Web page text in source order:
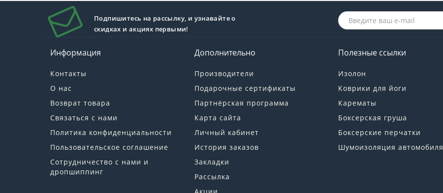
Подпишитесь на рассылку, и узнавайте о
скидках и акциях первыми!
Информация
Контакты
О нас
Возврат товара
Связаться с нами
Политика конфиденциальности
Пользовательское соглашение
Сотрудничество с нами и
дропшиппинг
Дополнительно
Производители
Подарочные сертификаты
Партнёрская программа
Карта сайта
Личный кабинет
История заказов
Закладки
Рассылка
Полезные ссылки
Изолон
Коврики для йоги
Карематы
Боксерская груша
Боксерские перчатки
Шумоизоляция автомобиля